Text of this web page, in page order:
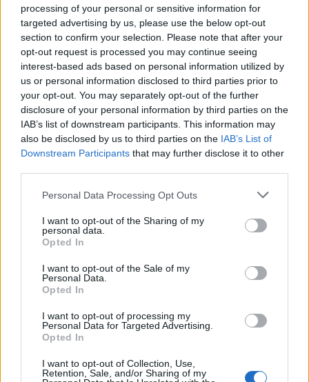
processing of your personal or sensitive information for
targeted advertising by us, please use the below opt-out
section to confirm your selection. Please note that after your
opt-out request is processed you may continue seeing
interest-based ads based on personal information utilized by
us or personal information disclosed to third parties prior to
your opt-out. You may separately opt-out of the further
disclosure of your personal information by third parties on the
IAB’s list of downstream participants. This information may
also be disclosed by us to third parties on the IAB’s List of
Downstream Participants that may further disclose it to other
Personal Data Processing Opt Outs
I want to opt-out of the Sharing of my
personal data.
Opted In
I want to opt-out of the Sale of my
Personal Data.
Opted In
I want to opt-out of processing my
Personal Data for Targeted Advertising.
Opted In
I want to opt-out of Collection, Use,
Retention, Sale, and/or Sharing of my
Wiedza ogólna
Quiz wiedzy ogólnej z motywem żelaza -
jak so...
Wiedza ogólna
Quiz wiedzy ogólnej z motywem pana -
jak sobi...